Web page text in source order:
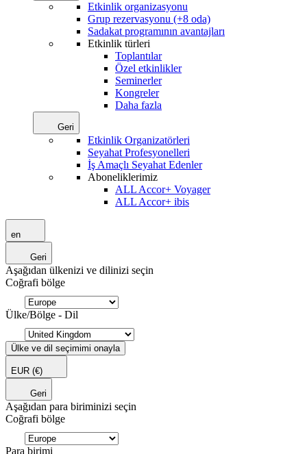
Etkinlik organizasyonu
Grup rezervasyonu (+8 oda)
Sadakat programının avantajları
Etkinlik türleri
Toplantılar
Özel etkinlikler
Seminerler
Kongreler
Daha fazla
Geri
Etkinlik Organizatörleri
Seyahat Profesyonelleri
İş Amaçlı Seyahat Edenler
Aboneliklerimiz
ALL Accor+ Voyager
ALL Accor+ ibis
en
Geri
Aşağıdan ülkenizi ve dilinizi seçin
Coğrafi bölge
Ülke/Bölge - Dil
Ülke ve dil seçimimi onayla
EUR (€)
Geri
Aşağıdan para biriminizi seçin
Coğrafi bölge
Para birimi